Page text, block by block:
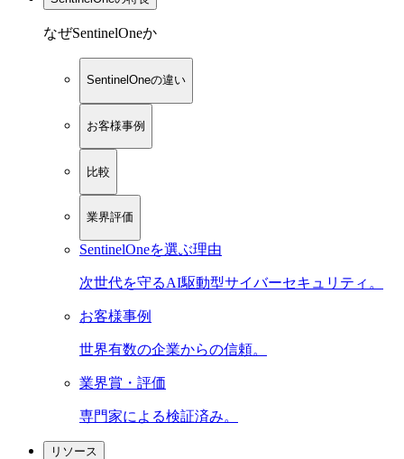
なぜSentinelOneか
SentinelOneの違い
お客様事例
比較
業界評価
SentinelOneを選ぶ理由
次世代を守るAI駆動型サイバーセキュリティ。
お客様事例
世界有数の企業からの信頼。
業界賞・評価
専門家による検証済み。
リソース